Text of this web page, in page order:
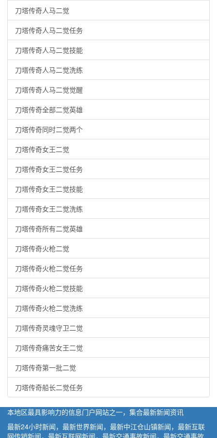
刀塔传奇人马二觉
刀塔传奇人马二觉任务
刀塔传奇人马二觉技能
刀塔传奇人马二觉洗练
刀塔传奇人马二觉觉醒
刀塔传奇全部二觉英雄
刀塔传奇同时二觉两个
刀塔传奇女王二觉
刀塔传奇女王二觉任务
刀塔传奇女王二觉技能
刀塔传奇女王二觉洗练
刀塔传奇所有二觉英雄
刀塔传奇火枪二觉
刀塔传奇火枪二觉任务
刀塔传奇火枪二觉技能
刀塔传奇火枪二觉洗练
刀塔传奇灵魂守卫二觉
刀塔传奇痛苦女王二觉
刀塔传奇第一批二觉
刀塔传奇船长二觉任务
本地区最具影响力的信息门户网站之一，集合最新新闻资讯
最新24小时新闻，最新世界新闻，最新中江仓山镇新闻，最新互联
网传销新闻，最新互联网新闻，最新交通事故新闻，最新交通事故